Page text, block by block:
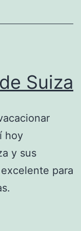
Suiza
hoy
y sus
para